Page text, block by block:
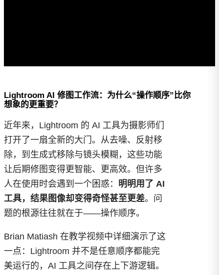
Lightroom AI 修图工作流：为什么“操作顺序”比你
想象的更重要？
近年来，Lightroom 的 AI 工具为摄影师们
打开了一扇全新的大门。从去噪、反射移
除，到生成式移除与镜头模糊，这些功能
让后期修图变得更智能、更高效。但许多
人在使用时会遇到一个困惑： 明明用了 AI
工具，结果图像却变得奇怪甚至更差。问
题的根源往往就在于——操作顺序。
Brian Matiash 在教学视频中详细演示了这
一点：Lightroom 并不是任意顺序都能完
美运行的，AI 工具之间存在上下游逻辑。